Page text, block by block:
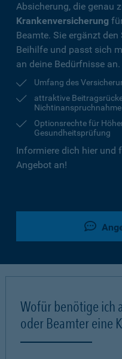
Absicherung, die genau
Krankenversicherung
Beamte. Sie ergänzt
Beihilfe und passt sich
an deine Bedürfnisse an.
Umfang des
attraktive
Optionsrechte für
Gesundheitsprüfung
Informiere dich hier und
Angebot an!
Wofür benötige ich
oder Beamter eine